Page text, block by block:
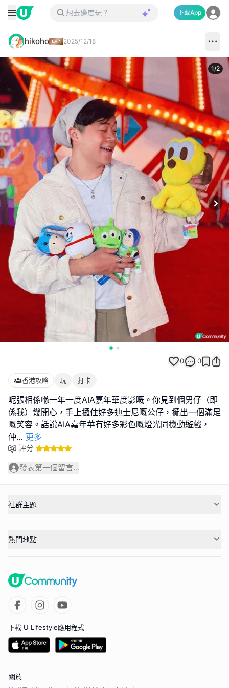
下載App
hikoho 2025/12/18
1/2
0 0
香港攻略 玩 打卡
呢張相係喺一年一度AIA嘉年華度影嘅。你見到個男仔（即
係我）幾開心，手上攞住好多迪士尼嘅公仔，擺出一個滿足
嘅笑容。話說AIA嘉年華有好多彩色嘅燈光同機動遊戲，
仲... 更多
評分
發表第一個留言...
社群主題
熱門地點
下載 U Lifestyle應用程式
關於